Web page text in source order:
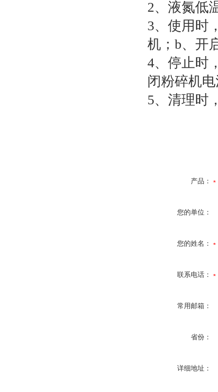
2、液氮低
3、使用时
机；b、开
4、停止时
闭粉碎机
5、清理时
产品：
您的单位：
您的姓名：
联系电话：
常用邮箱：
省份：
详细地址：